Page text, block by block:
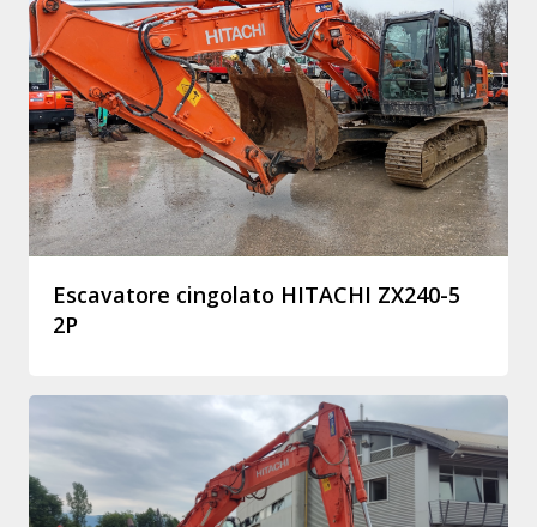
Escavatore cingolato HITACHI ZX240-5
2P